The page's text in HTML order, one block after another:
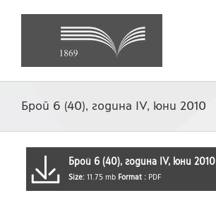
Брой 6 (40), година IV, юни 2010
Брой 6 (40), година IV, юни 2010
Size: 11.75 mb Format : PDF